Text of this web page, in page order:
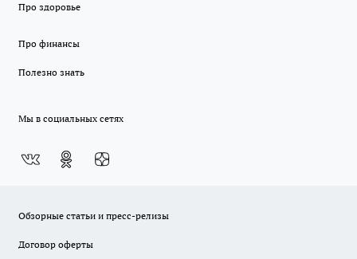
Про здоровье
Про финансы
Полезно знать
Мы в социальных сетях
Обзорные статьи и пресс-релизы
Договор оферты